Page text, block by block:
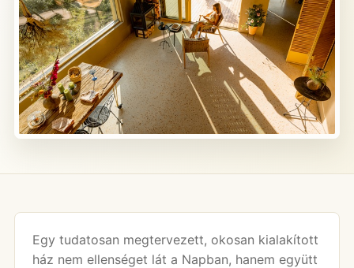
Egy tudatosan megtervezett, okosan kialakított
ház nem ellenséget lát a Napban, hanem együtt